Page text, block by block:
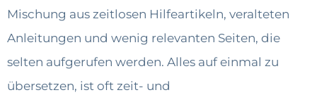
Mischung aus zeitlosen Hilfeartikeln, veralteten
Anleitungen und wenig relevanten Seiten, die
selten aufgerufen werden. Alles auf einmal zu
übersetzen, ist oft zeit- und